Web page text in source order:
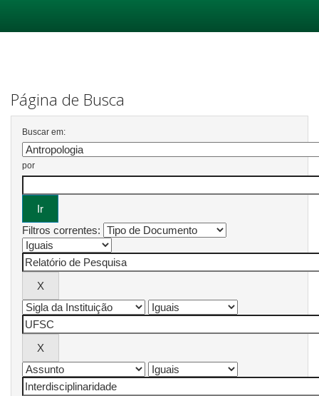
Página de Busca
Buscar em:
por
Filtros correntes: